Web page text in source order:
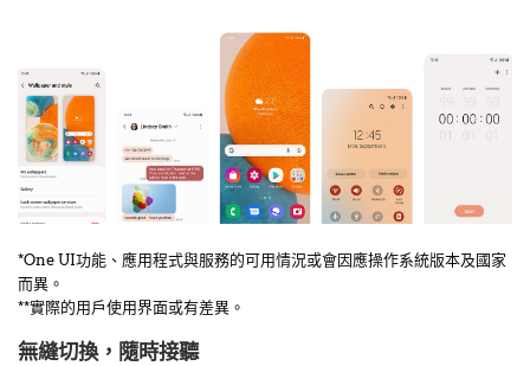
*One UI功能、應用程式與服務的可用情況或會因應操作系統版本及國家
而異。
**實際的用戶使用界面或有差異。
無縫切換，隨時接聽